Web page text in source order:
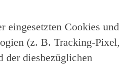
eingesetzten Cookies und
(z. B. Tracking-Pixel,
der diesbezüglichen